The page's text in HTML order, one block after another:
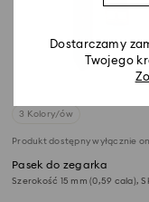
3 Kolory/ów
Produkt dostępny wyłącznie
Pasek do zegarka
Szerokość 15 mm (0,59 cala),
Dostarczamy
Twojego